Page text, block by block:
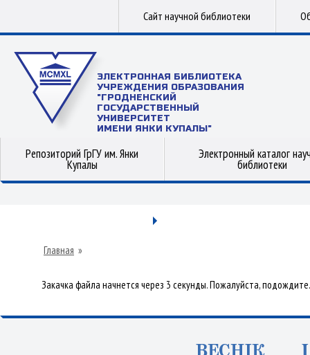
Сайт научной библиотеки
ЭЛЕКТРОННАЯ БИБЛИОТЕКА
УЧРЕЖДЕНИЯ ОБРАЗОВАНИЯ
"ГРОДНЕНСКИЙ
ГОСУДАРСТВЕННЫЙ
УНИВЕРСИТЕТ
ИМЕНИ ЯНКИ КУПАЛЫ"
Репозиторий ГрГУ им. Янки
Купалы
Электронный каталог
библиотеки
Главная »
Закачка файла начнется через 3 секунды. Пожалуйста, подождите.